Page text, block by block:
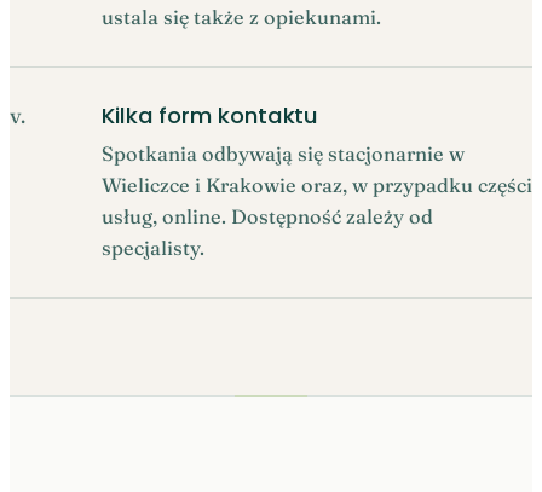
ustala się także z opiekunami.
v. Kilka form kontaktu
Spotkania odbywają się stacjonarnie w
Wieliczce i Krakowie oraz, w przypadku części
usług, online. Dostępność zależy od
specjalisty.